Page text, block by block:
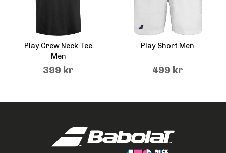
Play Crew Neck Tee
Men
399 kr
Play Short Men
499 kr